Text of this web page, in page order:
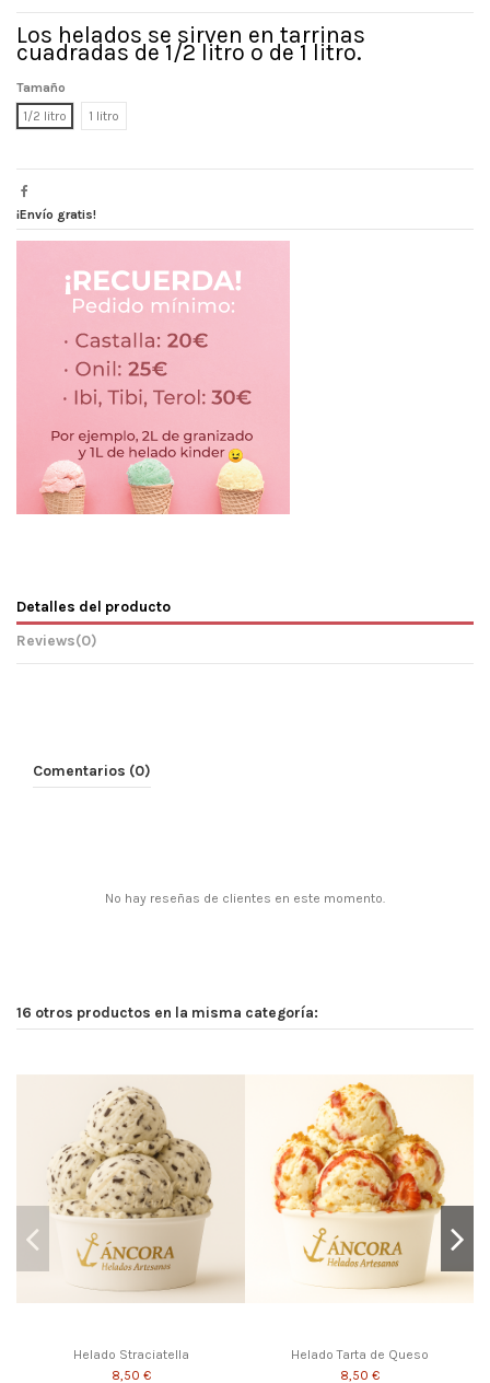
Los helados se sirven en tarrinas
cuadradas de 1/2 litro o de 1 litro.
Tamaño
1/2 litro
1 litro
¡Envío gratis!
Detalles del producto
Reviews(0)
Comentarios (0)
No hay reseñas de clientes en este momento.
16 otros productos en la misma categoría:
Helado Straciatella
8,50 €
Helado Tarta de Queso
8,50 €